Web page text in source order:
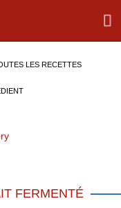
LES RECETTES
FERMENTÉ